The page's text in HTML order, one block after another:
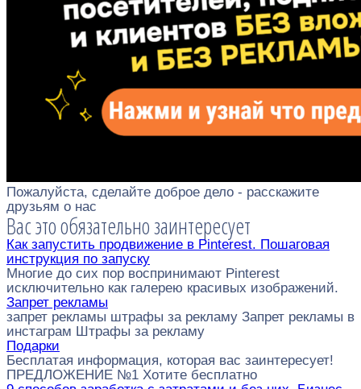
Пожалуйста, сделайте доброе дело - расскажите
друзьям о нас
Вас это обязательно заинтересует
Как запустить продвижение в Pinterest. Пошаговая
инструкция по запуску
Многие до сих пор воспринимают Pinterest
исключительно как галерею красивых изображений.
Запрет рекламы
запрет рекламы штрафы за рекламу Запрет рекламы в
инстаграм Штрафы за рекламу
Подарки
Бесплатая информация, которая вас заинтересует!
ПРЕДЛОЖЕНИЕ №1 Хотите бесплатно